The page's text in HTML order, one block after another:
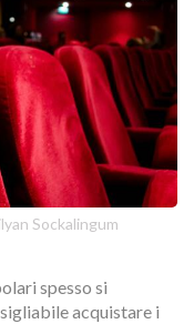
Sockalingum
spesso si
acquistare i